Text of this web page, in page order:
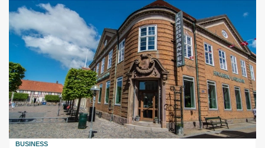
BUSINESS